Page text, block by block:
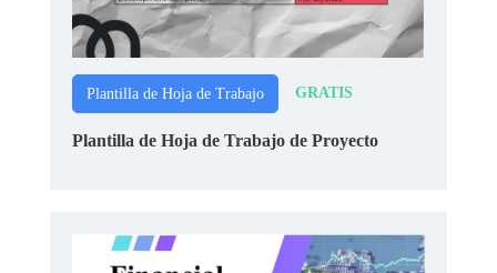
Plantilla de Hoja de Trabajo GRATIS
Plantilla de Hoja de Trabajo de Proyecto